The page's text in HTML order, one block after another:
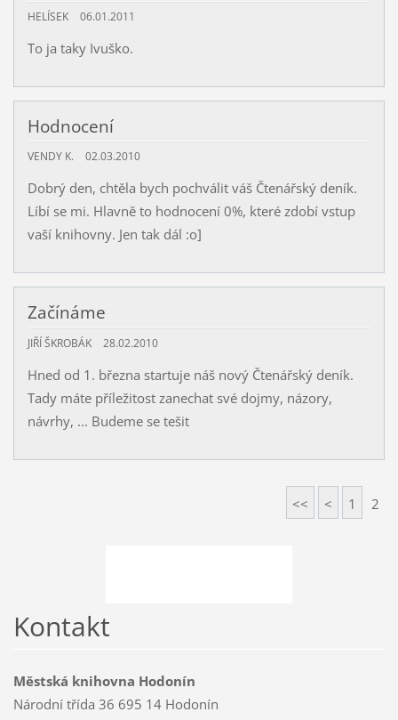
HELÍSEK 06.01.2011
To ja taky Ivuško.
Hodnocení
VENDY K. 02.03.2010
Dobrý den, chtěla bych pochválit váš Čtenářský deník.
Líbí se mi. Hlavně to hodnocení 0%, které zdobí vstup
vaší knihovny. Jen tak dál :o]
Začínáme
JIŘÍ ŠKROBÁK 28.02.2010
Hned od 1. března startuje náš nový Čtenářský deník.
Tady máte příležitost zanechat své dojmy, názory,
návrhy, ... Budeme se tešit
<< < 1 2
Kontakt
Městská knihovna Hodonín
Národní třída 36 695 14 Hodonín